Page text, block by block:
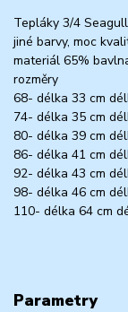
Tepláky 3/4
jiné barvy, moc
materiál 65%
rozměry
68- délka 33 cm
74- délka 35 cm
80- délka 39 cm
86- délka 41 cm
92- délka 43 cm
98- délka 46 cm
110- délka 64 cm
Parametry